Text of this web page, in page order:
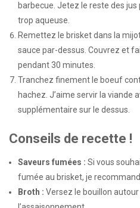
barbecue. Jetez le reste des
trop aqueuse.
Remettez le brisket dans la
sauce par-dessus. Couvrez et
pendant 30 minutes.
Tranchez finement le boeuf
hachez. J’aime servir la viande
supplémentaire sur le dessus.
Conseils de recette !
Saveurs fumées : Si vous
fumée au brisket, je
Broth : Versez le bouillon